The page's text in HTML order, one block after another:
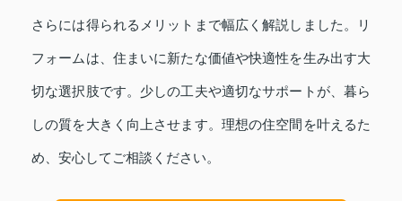
さらには得られるメリットまで幅広く解説しました。リ
フォームは、住まいに新たな価値や快適性を生み出す大
切な選択肢です。少しの工夫や適切なサポートが、暮ら
しの質を大きく向上させます。理想の住空間を叶えるた
め、安心してご相談ください。